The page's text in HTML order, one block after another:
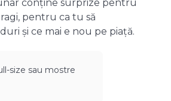
conține surprize pentru
pentru ca tu să
și ce mai e nou pe piață.
size sau mostre